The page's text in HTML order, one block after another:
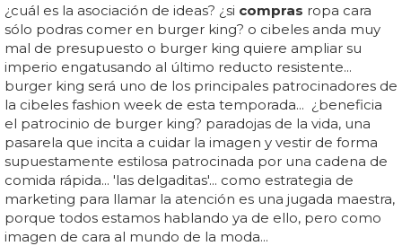
¿cuál es la asociación de ideas? ¿si compras ropa cara
sólo podras comer en burger king? o cibeles anda muy
mal de presupuesto o burger king quiere ampliar su
imperio engatusando al último reducto resistente...
burger king será uno de los principales patrocinadores de
la cibeles fashion week de esta temporada... ¿beneficia
el patrocinio de burger king? paradojas de la vida, una
pasarela que incita a cuidar la imagen y vestir de forma
supuestamente estilosa patrocinada por una cadena de
comida rápida... 'las delgaditas'... como estrategia de
marketing para llamar la atención es una jugada maestra,
porque todos estamos hablando ya de ello, pero como
imagen de cara al mundo de la moda...